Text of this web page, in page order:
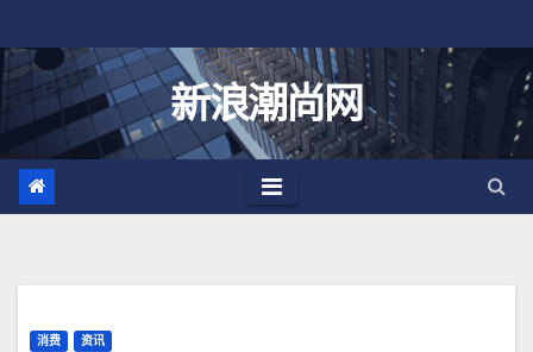
至
新浪潮尚网
消费 资讯